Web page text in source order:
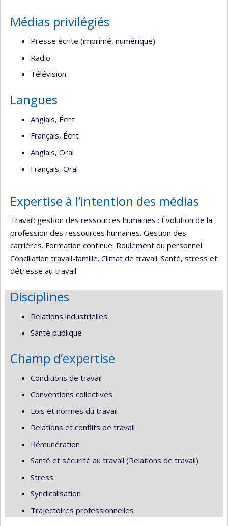
Médias privilégiés
Presse écrite (imprimé, numérique)
Radio
Télévision
Langues
Anglais, Écrit
Français, Écrit
Anglais, Oral
Français, Oral
Expertise à l’intention des médias
Travail: gestion des ressources humaines : Évolution de la
profession des ressources humaines. Gestion des
carrières. Formation continue. Roulement du personnel.
Conciliation travail-famille. Climat de travail. Santé, stress et
détresse au travail.
Disciplines
Relations industrielles
Santé publique
Champ d’expertise
Conditions de travail
Conventions collectives
Lois et normes du travail
Relations et conflits de travail
Rémunération
Santé et sécurité au travail (Relations de travail)
Stress
Syndicalisation
Trajectoires professionnelles